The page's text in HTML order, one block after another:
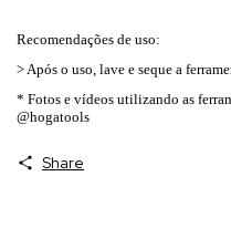
Recomendações de uso:
> Após o uso, lave e seque a
* Fotos e vídeos utilizando as
@hogatools
Share